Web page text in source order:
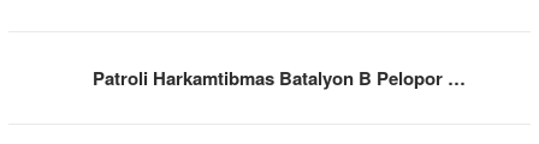
Patroli Harkamtibmas Batalyon B Pelopor …